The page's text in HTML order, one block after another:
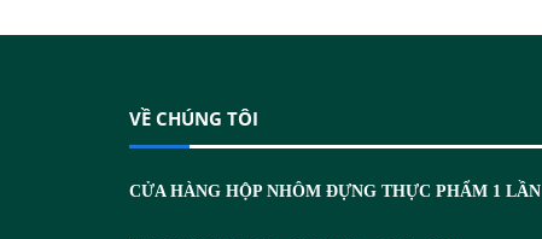
bài
VỀ CHÚNG TÔI
CỬA HÀNG HỘP NHÔM ĐỰNG THỰC PHẨM 1 LẦN